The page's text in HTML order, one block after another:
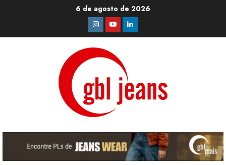
6 de agosto de 2026
Instagram
YoutubeLinkedin